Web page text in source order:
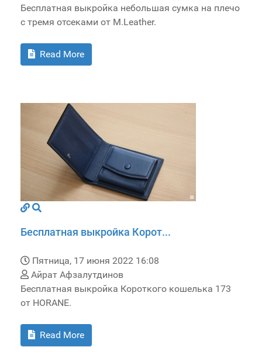
Бесплатная выкройка небольшая сумка на плечо
с тремя отсеками от M.Leather.
Read More
Бесплатная выкройка Корот...
Пятница, 17 июня 2022 16:08
Айрат Афзалутдинов
Бесплатная выкройка Короткого кошелька 173
от HORANE.
Read More